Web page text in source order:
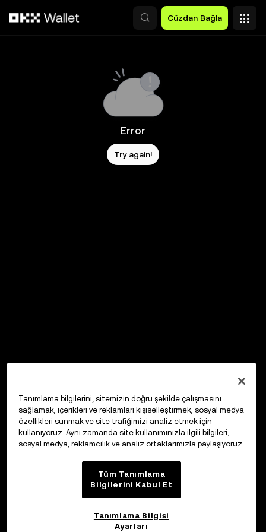
Cüzdan Bağla
Error
Try again!
Tanımlama bilgilerini; sitemizin doğru şekilde çalışmasını
sağlamak, içerikleri ve reklamları kişiselleştirmek, sosyal medya
özellikleri sunmak ve site trafiğimizi analiz etmek için
kullanıyoruz. Aynı zamanda site kullanımınızla ilgili bilgileri;
sosyal medya, reklamcılık ve analiz ortaklarımızla paylaşıyoruz.
Tüm Tanımlama
Bilgilerini Kabul Et
Tanımlama Bilgisi
Ayarları